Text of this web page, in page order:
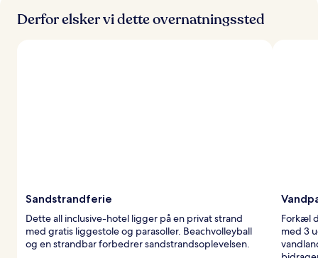
Derfor elsker vi dette overnatningssted
Sandstrandferie
Dette all inclusive-hotel ligger på en privat strand
med gratis liggestole og parasoller. Beachvolleyball
og en strandbar forbedrer sandstrandsoplevelsen.
Forkæl
med 3